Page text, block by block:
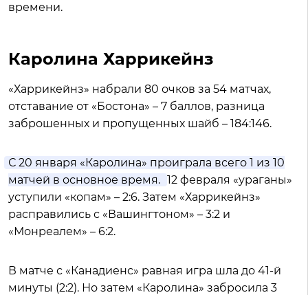
времени.
Каролина Харрикейнз
«Харрикейнз» набрали 80 очков за 54 матчах,
отставание от «Бостона» – 7 баллов, разница
заброшенных и пропущенных шайб – 184:146.
С 20 января «Каролина» проиграла всего 1 из 10
матчей в основное время. 12 февраля «ураганы»
уступили «копам» – 2:6. Затем «Харрикейнз»
расправились с «Вашингтоном» – 3:2 и
«Монреалем» – 6:2.
В матче с «Канадиенс» равная игра шла до 41-й
минуты (2:2). Но затем «Каролина» забросила 3